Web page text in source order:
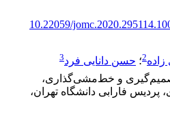
10.22059/
2؛ حسن دانایی فرد3
و خط‌مشی‌گذاری،
پردیس فارابی دانشگاه تهران،